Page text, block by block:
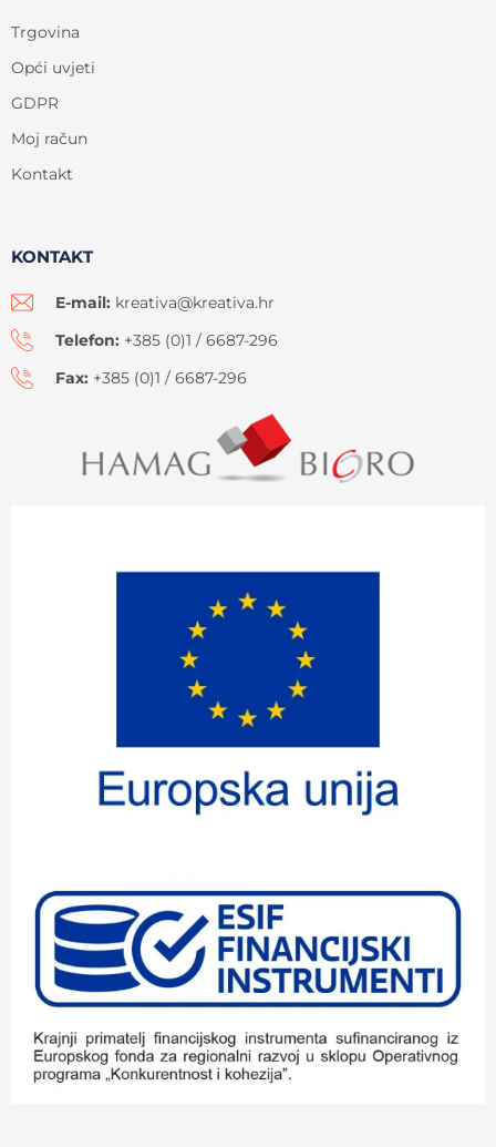
Trgovina
Opći uvjeti
GDPR
Moj račun
Kontakt
KONTAKT
E-mail: kreativa@kreativa.hr
Telefon: +385 (0)1 / 6687-296
Fax: +385 (0)1 / 6687-296